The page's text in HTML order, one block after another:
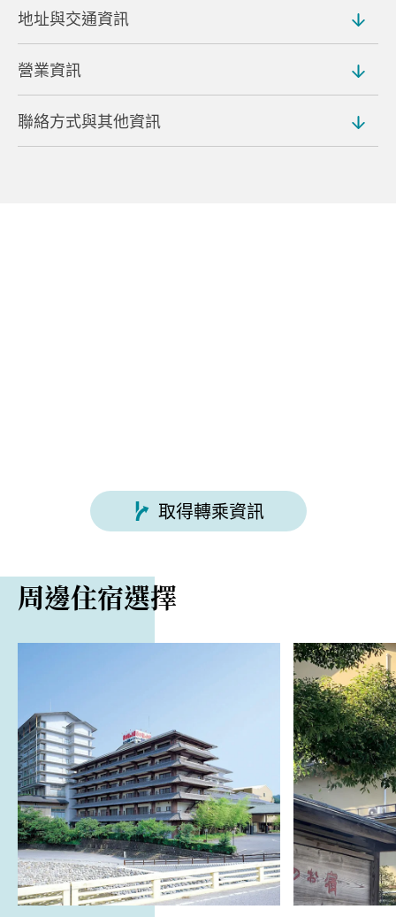
地址與交通資訊
地址
1-1 Tomioka, Tomioka (
營業資訊
營業時間
聯絡方式與其他資訊
取得轉乘資訊
周邊住宿選擇